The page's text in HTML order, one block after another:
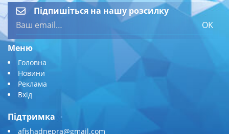
Підпишіться на нашу розсилку
OK
Меню
Головна
Новини
Реклама
Вхід
Підтримка
afishadnepra@gmail.com